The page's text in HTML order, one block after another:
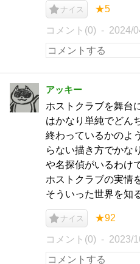
ナイス ★5
コメント(0) 2024/
アッキー
ホストクラブを舞台
はかなり単純でどん
終わっているかのよ
らない描き方でかな
や名探偵がいるわけ
ホストクラブの実情
そういった世界を知
ナイス ★92
コメント(0) 2023/